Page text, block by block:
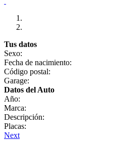
Tus datos
Sexo:
Fecha de nacimiento:
Código postal:
Garage:
Datos del Auto
Año:
Marca:
Descripción:
Placas:
Next